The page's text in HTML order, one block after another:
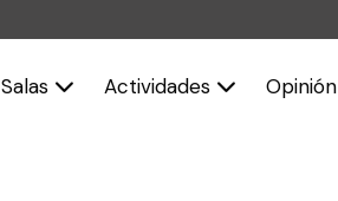
Salas Actividades Opinión